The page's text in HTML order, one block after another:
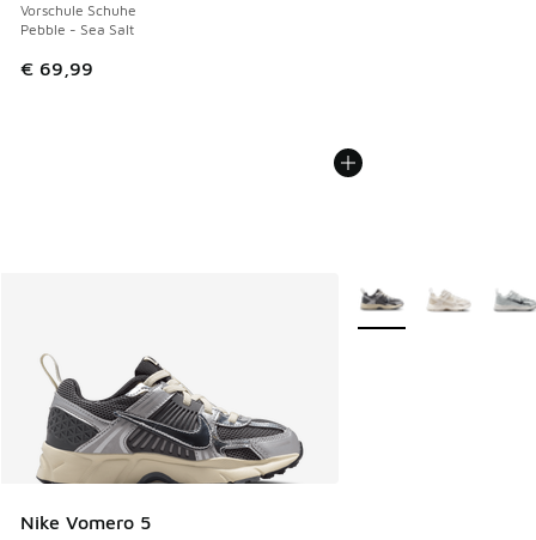
Vorschule Schuhe
Pebble - Sea Salt
€ 69,99
Nike Vomero 5
Weitere Farben